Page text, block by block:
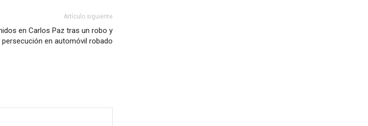
Artículo siguiente
en Carlos Paz tras un robo y
persecución en automóvil robado